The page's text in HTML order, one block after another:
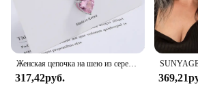
Женская цепочка на шею из серебра 925 пробы с розовым цирконием
317,42руб.